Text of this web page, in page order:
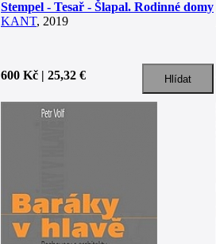
Stempel - Tesař - Šlapal. Rodinné domy
KANT, 2019
600 Kč | 25,32 €